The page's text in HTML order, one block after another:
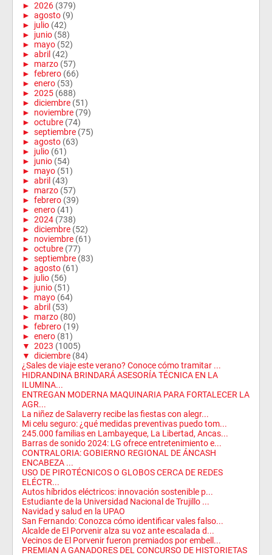
► 2026 (379)
► agosto (9)
► julio (42)
► junio (58)
► mayo (52)
► abril (42)
► marzo (57)
► febrero (66)
► enero (53)
► 2025 (688)
► diciembre (51)
► noviembre (79)
► octubre (74)
► septiembre (75)
► agosto (63)
► julio (61)
► junio (54)
► mayo (51)
► abril (43)
► marzo (57)
► febrero (39)
► enero (41)
► 2024 (738)
► diciembre (52)
► noviembre (61)
► octubre (77)
► septiembre (83)
► agosto (61)
► julio (56)
► junio (51)
► mayo (64)
► abril (53)
► marzo (80)
► febrero (19)
► enero (81)
▼ 2023 (1005)
▼ diciembre (84)
¿Sales de viaje este verano? Conoce cómo tramitar ...
HIDRANDINA BRINDARÁ ASESORÍA TÉCNICA EN LA
ILUMINA...
ENTREGAN MODERNA MAQUINARIA PARA FORTALECER LA
AGR...
La niñez de Salaverry recibe las fiestas con alegr...
Mi celu seguro: ¿qué medidas preventivas puedo tom...
245.000 familias en Lambayeque, La Libertad, Ancas...
Barras de sonido 2024: LG ofrece entretenimiento e...
CONTRALORIA: GOBIERNO REGIONAL DE ÁNCASH
ENCABEZA ...
USO DE PIROTÉCNICOS O GLOBOS CERCA DE REDES
ELÉCTR...
Autos híbridos eléctricos: innovación sostenible p...
Estudiante de la Universidad Nacional de Trujillo ...
Navidad y salud en la UPAO
San Fernando: Conozca cómo identificar vales falso...
Alcalde de El Porvenir alza su voz ante escalada d...
Vecinos de El Porvenir fueron premiados por embell...
PREMIAN A GANADORES DEL CONCURSO DE HISTORIETAS